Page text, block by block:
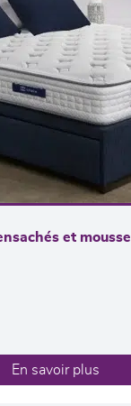
et mousse
En savoir plus